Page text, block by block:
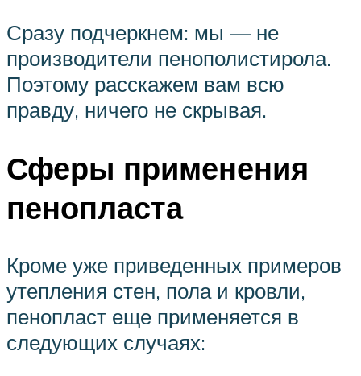
Сразу подчеркнем: мы — не
производители пенополистирола.
Поэтому расскажем вам всю
правду, ничего не скрывая.
Сферы применения
пенопласта
Кроме уже приведенных примеров
утепления стен, пола и кровли,
пенопласт еще применяется в
следующих случаях: